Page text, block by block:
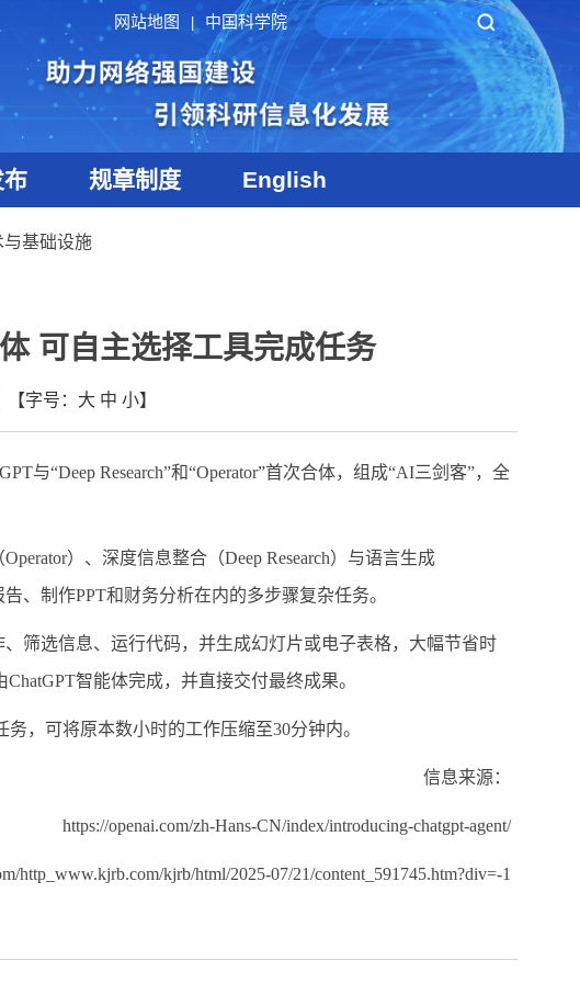
网站地图 中国科学院
规章制度 English
与基础设施
可自主选择工具完成任务
【字号： 大 中 小】
与“Deep Research”和“Operator”首次合体，组成“AI三剑客”，全
Operator）、深度信息整合（Deep Research）与语言生成
告、制作PPT和财务分析在内的多步骤复杂任务。
筛选信息、运行代码，并生成幻灯片或电子表格，大幅节省时
ChatGPT智能体完成，并直接交付最终成果。
务，可将原本数小时的工作压缩至30分钟内。
信息来源：
https://openai.com/zh-Hans-CN/index/introducing-chatgpt-agent/
http_www.kjrb.com/kjrb/html/2025-07/21/content_591745.htm?div=-1